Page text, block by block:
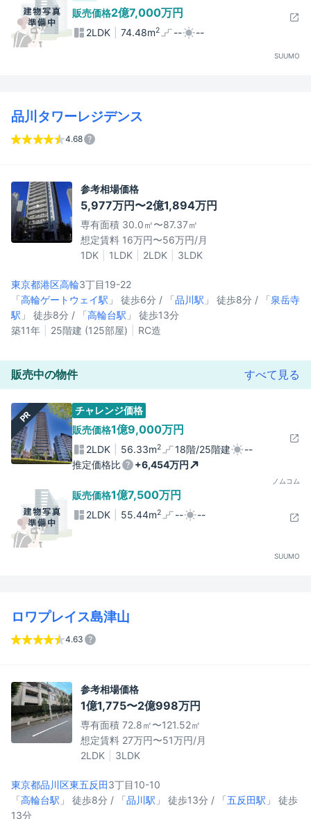
販売価格2億7,000万円
2LDK 74.48m2 -- --
SUUMO
品川タワーレジデンス
4.68
参考相場価格
5,977万円〜2億1,894万円
専有面積 30.0㎡〜87.37㎡
想定賃料 16万円〜56万円/月
1DK
1LDK 2LDK 3LDK
東京都港区高輪3丁目19-22
「高輪ゲートウェイ駅 」 徒歩6分 / 「品川駅 」 徒歩8分 / 「泉岳寺
駅 」 徒歩8分 / 「高輪台駅 」 徒歩13分
築11年
25階建 (125部屋) RC造
販売中の物件 すべて見る
PR
チャレンジ価格
販売価格1億9,000万円
2LDK 56.33m2 18階/25階建
--
推定価格比
+6,454万円
ノムコム
販売価格1億7,500万円
2LDK 55.44m2 -- --
SUUMO
ロワプレイス島津山
4.63
参考相場価格
1億1,775〜2億998万円
専有面積 72.8㎡〜121.52㎡
想定賃料 27万円〜51万円/月
2LDK
3LDK
東京都品川区東五反田3丁目10-10
「高輪台駅 」 徒歩8分 / 「品川駅 」 徒歩13分 / 「五反田駅 」 徒歩
13分